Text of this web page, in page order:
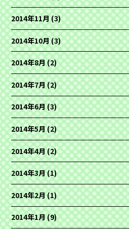
2014年11月(3)
2014年10月(3)
2014年8月(2)
2014年7月(2)
2014年6月(3)
2014年5月(2)
2014年4月(2)
2014年3月(1)
2014年2月(1)
2014年1月(9)